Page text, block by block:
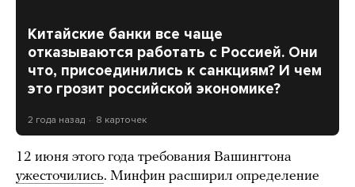
Китайские банки все чаще
отказываются работать с Россией. Они
что, присоединились к санкциям? И чем
это грозит российской экономике?
2 года назад 8 карточек
12 июня этого года требования Вашингтона
ужесточились. Минфин расширил определение